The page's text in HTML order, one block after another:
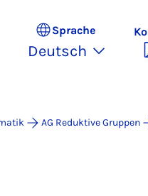
Sprache
Deutsch
AG Reduktive Gruppen